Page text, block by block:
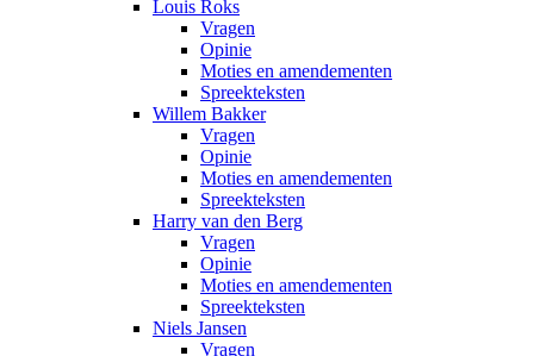
Louis Roks
Vragen
Opinie
Moties en amendementen
Spreekteksten
Willem Bakker
Vragen
Opinie
Moties en amendementen
Spreekteksten
Harry van den Berg
Vragen
Opinie
Moties en amendementen
Spreekteksten
Niels Jansen
Vragen